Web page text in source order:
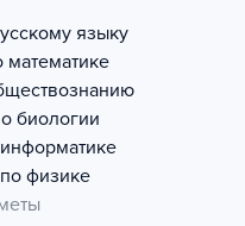
языку
биологии
физике